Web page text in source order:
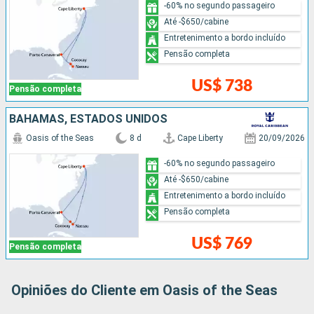
Pensão completa US$ 738
-60% no segundo passageiro
Até -$650/cabine
Entretenimento a bordo incluído
Pensão completa
BAHAMAS, ESTADOS UNIDOS
Pensão completa
Oasis of the Seas 8 d Cape Liberty 20/09/2026
US$ 769
-60% no segundo passageiro
Até -$650/cabine
Entretenimento a bordo incluído
Pensão completa
Opiniões do Cliente em Oasis of the Seas